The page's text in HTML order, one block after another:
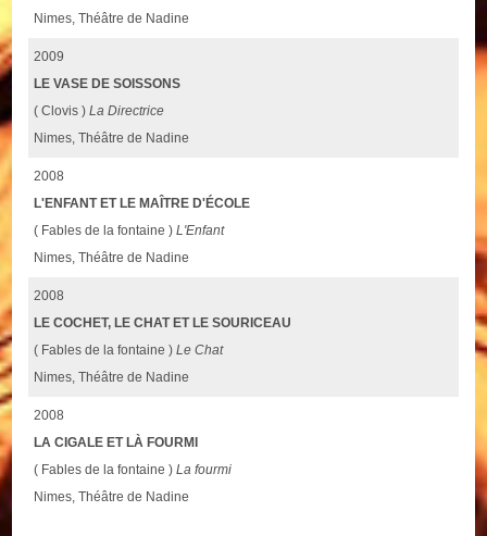
Nimes, Théâtre de Nadine
2009
LE VASE DE SOISSONS
( Clovis )La Directrice
Nimes, Théâtre de Nadine
2008
L'ENFANT ET LE MAÎTRE D'ÉCOLE
( Fables de la fontaine )L'Enfant
Nimes, Théâtre de Nadine
2008
LE COCHET, LE CHAT ET LE SOURICEAU
( Fables de la fontaine )Le Chat
Nimes, Théâtre de Nadine
2008
LA CIGALE ET LÀ FOURMI
( Fables de la fontaine )La fourmi
Nimes, Théâtre de Nadine